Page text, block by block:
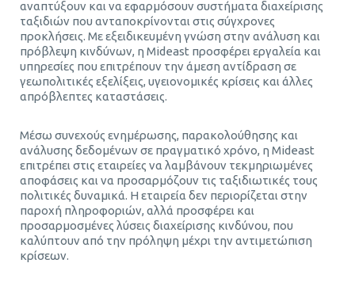
αναπτύξουν και να εφαρμόσουν συστήματα διαχείρισης
ταξιδιών που ανταποκρίνονται στις σύγχρονες
προκλήσεις. Με εξειδικευμένη γνώση στην ανάλυση και
πρόβλεψη κινδύνων, η Mideast προσφέρει εργαλεία και
υπηρεσίες που επιτρέπουν την άμεση αντίδραση σε
γεωπολιτικές εξελίξεις, υγειονομικές κρίσεις και άλλες
απρόβλεπτες καταστάσεις.
Μέσω συνεχούς ενημέρωσης, παρακολούθησης και
ανάλυσης δεδομένων σε πραγματικό χρόνο, η Mideast
επιτρέπει στις εταιρείες να λαμβάνουν τεκμηριωμένες
αποφάσεις και να προσαρμόζουν τις ταξιδιωτικές τους
πολιτικές δυναμικά. Η εταιρεία δεν περιορίζεται στην
παροχή πληροφοριών, αλλά προσφέρει και
προσαρμοσμένες λύσεις διαχείρισης κινδύνου, που
καλύπτουν από την πρόληψη μέχρι την αντιμετώπιση
κρίσεων.